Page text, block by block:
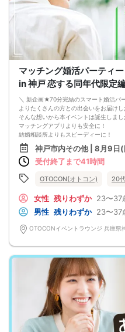
マッチング婚活パーティ
in 神戸 恋する同年代限定
＼ 新企画★70分完結のスマート婚活パ
よりたくさんの方との出会いをお届けし
そんな想いから本イベントは誕生しまし
マッチングアプリよりも安全に！
結婚相談所よりもスピーディーに！
さらに、今までのパーティーよりもリー
この機会にぜひ、ご参加くださいませ♪
・受付
↓
・プロフィールカード記入
婚活に特化した、OTOCON（オトコン
・婚活パーティー開始
・1対1の自己紹介タイム(約6～12分)
プロフィールカードを使用してお話く
気になる方にはアプローチカードを利
※トークタイムは1回のみです。
・第一印象カード回収・返却
※お話しやすかった方のチェックはトー
・リクエストカード記入
カップルを決める、最終投票カードです
神戸市内その他 | 8月9日(
受付終了まで41時間
OTOCON(オトコン) 20
女性 残りわずか 23〜37
男性 残りわずか 23〜37
OTOCONイベントラウンジ 兵庫